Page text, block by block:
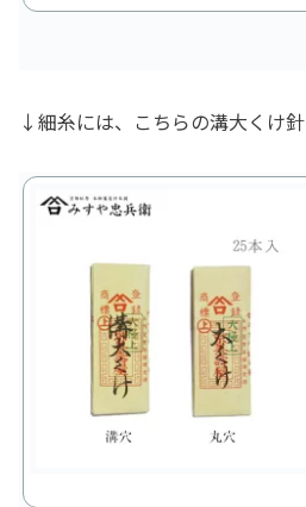
↓細糸には、こちらの溝大くけ針